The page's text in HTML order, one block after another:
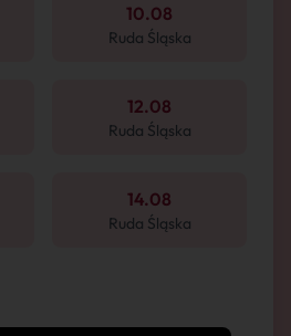
10.08
Ruda Śląska
12.08
Ruda Śląska
14.08
Ruda Śląska